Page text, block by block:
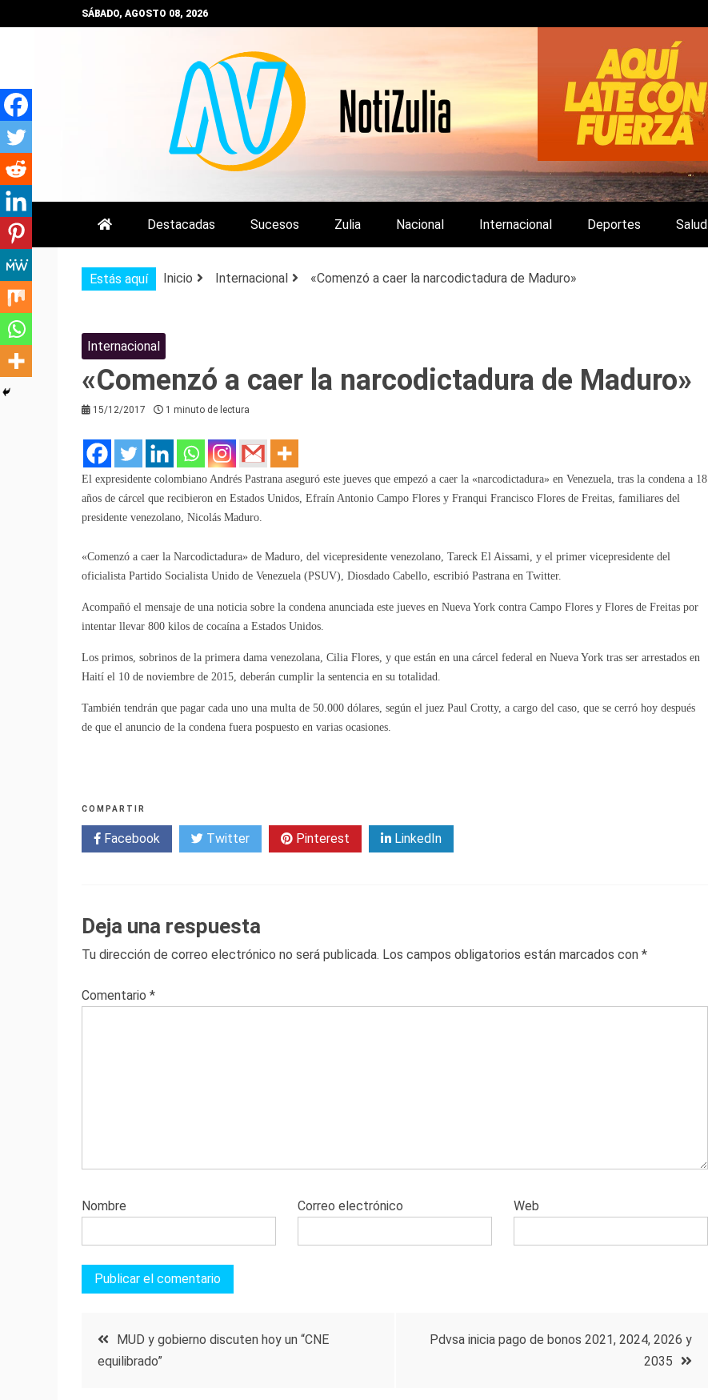
al
SÁBADO, AGOSTO 08, 2026
NOTIZULIA
NOTICIAS DEL ZULIA, VENEZUELA Y DE INTERÉS GENERAL.
Destacadas Sucesos Zulia Nacional Internacional Deportes Salud
Estás aquí Inicio Internacional «Comenzó a caer la narcodictadura de Maduro»
Internacional
«Comenzó a caer la narcodictadura de Maduro»
15/12/2017 1 minuto de lectura
El expresidente colombiano Andrés Pastrana aseguró este jueves que empezó a caer la «narcodictadura» en Venezuela, tras la condena a 18
años de cárcel que recibieron en Estados Unidos, Efraín Antonio Campo Flores y Franqui Francisco Flores de Freitas, familiares del
presidente venezolano, Nicolás Maduro.
«Comenzó a caer la Narcodictadura» de Maduro, del vicepresidente venezolano, Tareck El Aissami, y el primer vicepresidente del
oficialista Partido Socialista Unido de Venezuela (PSUV), Diosdado Cabello, escribió Pastrana en Twitter.
Acompañó el mensaje de una noticia sobre la condena anunciada este jueves en Nueva York contra Campo Flores y Flores de Freitas por
intentar llevar 800 kilos de cocaína a Estados Unidos.
Los primos, sobrinos de la primera dama venezolana, Cilia Flores, y que están en una cárcel federal en Nueva York tras ser arrestados en
Haití el 10 de noviembre de 2015, deberán cumplir la sentencia en su totalidad.
También tendrán que pagar cada uno una multa de 50.000 dólares, según el juez Paul Crotty, a cargo del caso, que se cerró hoy después
de que el anuncio de la condena fuera pospuesto en varias ocasiones.
COMPARTIR
Facebook Twitter Pinterest LinkedIn
Deja una respuesta
Tu dirección de correo electrónico no será publicada. Los campos obligatorios están marcados con *
Comentario *
Nombre Correo electrónico Web
Navegación
MUD y gobierno discuten hoy un “CNE
equilibrado”
Pdvsa inicia pago de bonos 2021, 2024, 2026 y
2035